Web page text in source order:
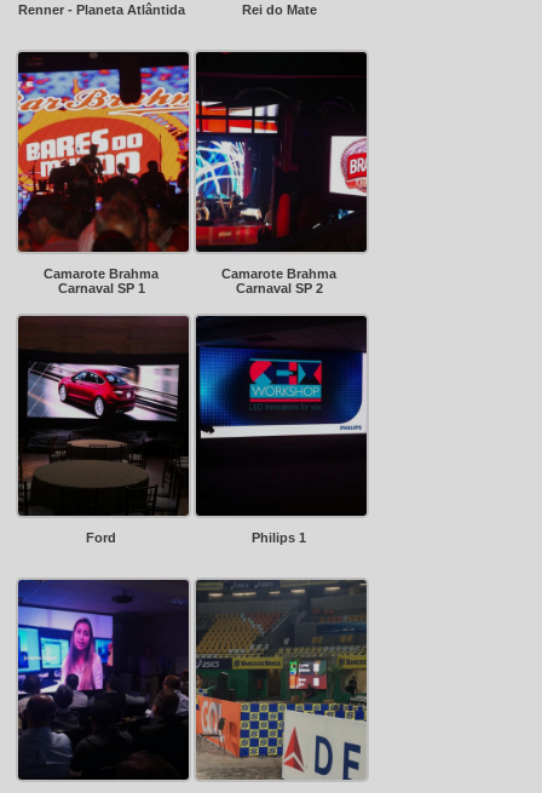
Renner - Planeta Atlântida Rei do Mate
Camarote Brahma
Carnaval SP 1
Camarote Brahma
Carnaval SP 2
Ford Philips 1